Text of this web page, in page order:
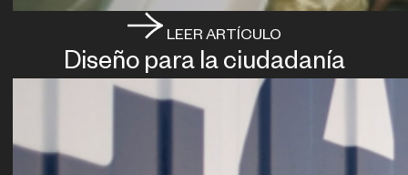
LEER ARTÍCULO
Diseño para la ciudadanía